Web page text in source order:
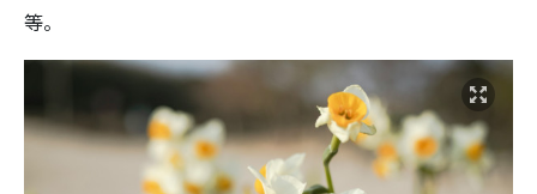
等。